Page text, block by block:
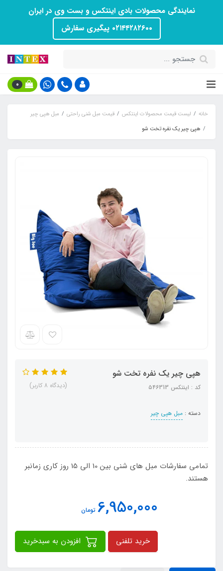
نمایندگی محصولات بادی اینتکس و بست وی در ایران
۰۲۱۴۴۲۸۲۶۰۰ پیگیری سفارش
0
خانه لیست قیمت محصولات اینتکس قیمت مبل شنی راحتی
مبل هپی چیر
هپی چیر یک نفره تخت شو
هپی چیر یک نفره تخت شو
کد : اینتکس ۵۴۶313
دسته : مبل هپی چیر
(دیدگاه 8 کاربر)
تمامی سفارشات مبل های شنی بین 10 الی 15 روز کاری زمانبر
هستند.
6,950,000 تومان
خرید تلفنی